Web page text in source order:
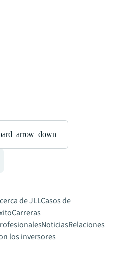
de JLLCasos de
Carreras
NoticiasRelaciones
los inversores